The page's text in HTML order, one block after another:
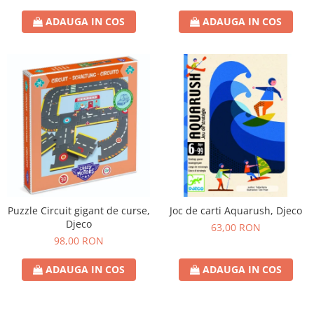
ADAUGA IN COS ADAUGA IN COS
Puzzle Circuit gigant de curse,
Djeco
98,00 RON
ADAUGA IN COS
Joc de carti Aquarush, Djeco
63,00 RON
ADAUGA IN COS